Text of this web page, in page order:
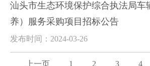
汕头市生态环境保护综合执法局车
养）服务采购项目招标公告
发布时间：2024-03-26
上一页 1 2 3 4